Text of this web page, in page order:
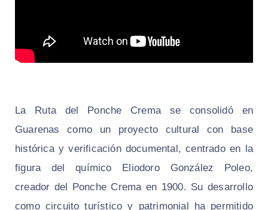
La Ruta del Ponche Crema se consolidó en
Guarenas como un proyecto cultural con base
histórica y verificación documental, centrado en la
figura del químico Eliodoro González Poleo,
creador del Ponche Crema en 1900. Su desarrollo
como circuito turístico y patrimonial ha permitido